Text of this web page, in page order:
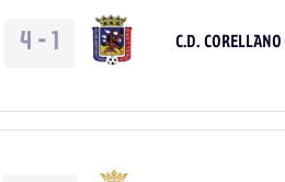
4 -1 C.D. CORELLANO